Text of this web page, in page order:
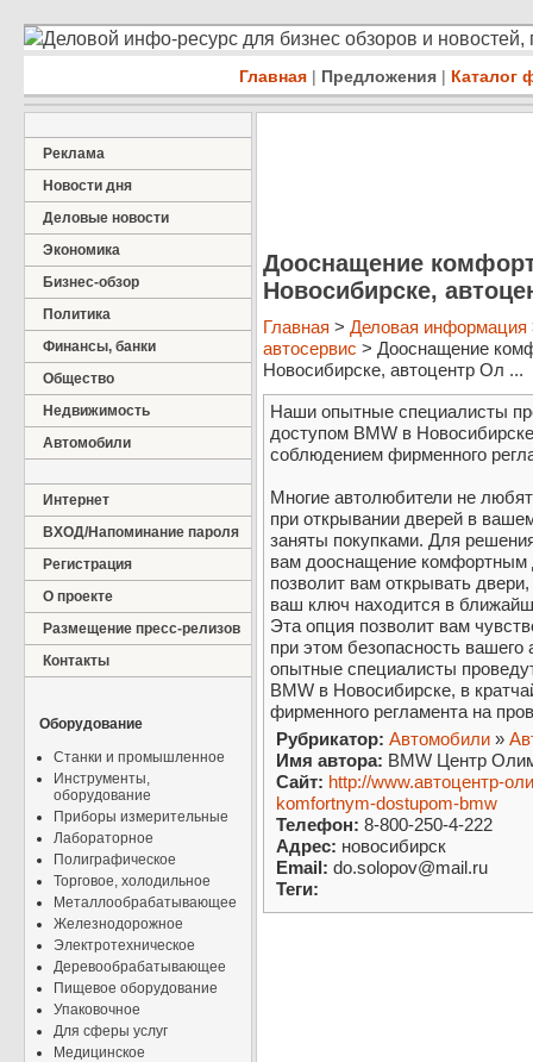
Деловой инфо-ресурс для бизнес обзоров и
Главная | Предложения | Каталог
Реклама
Новости дня
Деловые новости
Экономика
Бизнес-обзор
Политика
Финансы, банки
Общество
Недвижимость
Автомобили
Интернет
ВХОД/Напоминание пароля
Регистрация
О проекте
Размещение пресс-релизов
Контакты
Оборудование
Станки и промышленное
Инструменты,
оборудование
Приборы измерительные
Лабораторное
Полиграфическое
Торговое, холодильное
Металлообрабатывающее
Железнодорожное
Электротехническое
Деревообрабатывающее
Пищевое оборудование
Упаковочное
Для сферы услуг
Медицинское
Дооснащение
Новосибирске,
Главная > Деловая информация
автосервис > Дооснащение
Новосибирске, автоцентр Ол ...
Наши опытные специалисты
доступом BMW в
соблюдением фирменного
Многие автолюбители не
при открывании дверей в
заняты покупками. Для
вам дооснащение комфортным
позволит вам открывать
ваш ключ находится в
Эта опция позволит вам
при этом безопасность
опытные специалисты
BMW в Новосибирске, в
фирменного регламента на
Рубрикатор: Автомобили »
Имя автора: BMW Центр
Сайт: http://www.автоцентр-
komfortnym-dostupom-bmw
Телефон: 8-800-250-4-222
Адрес: новосибирск
Email: do.solopov@mail.ru
Теги: